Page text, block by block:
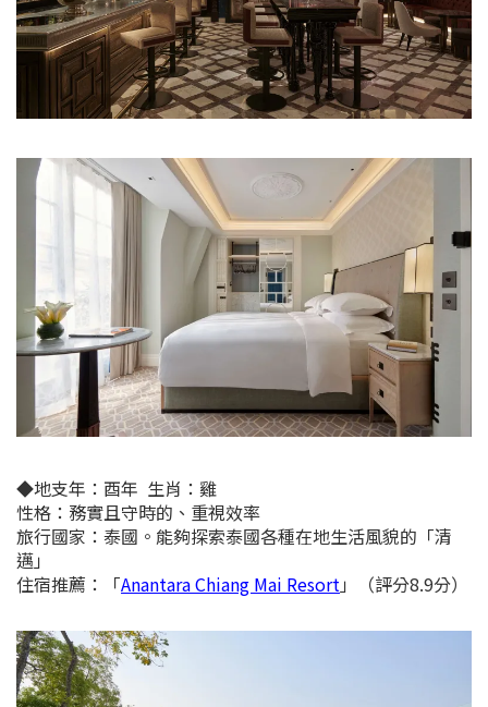
◆地支年： 酉年 生肖：雞
性格：務實且守時的、重視效率
旅行國家：泰國。能夠探索泰國各種在地生活風貌的 「清
邁」
住宿推薦：
「Anantara Chiang Mai Resort」（評分8.9分）